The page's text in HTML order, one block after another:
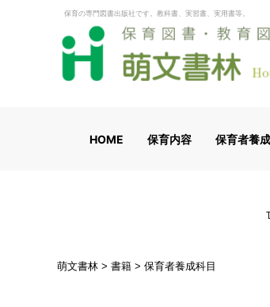
保育の専門図書出版社です。教科書、実習書、実用書等。
HOME 保育内容 保育者養
萌文書林 > 書籍 > 保育者養成科目